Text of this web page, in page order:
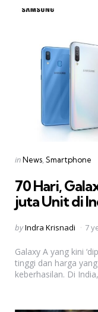
Categories
Posted
inNews Smartphone
70 Hari,
juta Unit di
Posted
byIndra Krisnadi 7
Galaxy A yang kini
tinggi dan harga
keberhasilan. Di